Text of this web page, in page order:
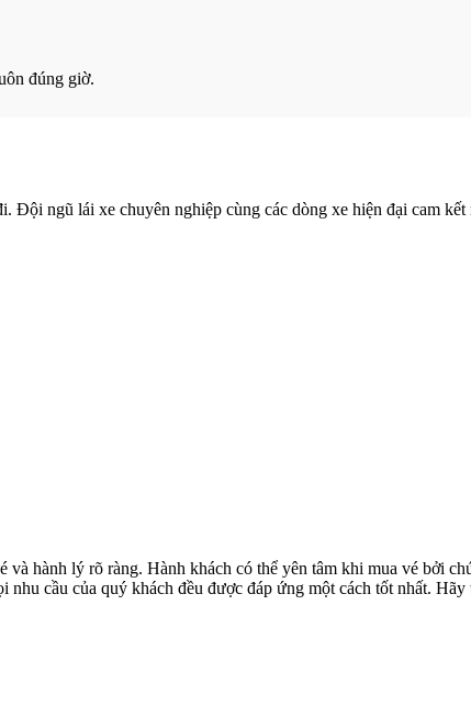
đúng giờ.
ngũ lái xe chuyên nghiệp cùng các dòng xe hiện đại cam
hành lý rõ ràng. Hành khách có thể yên tâm khi mua vé bởi
cầu của quý khách đều được đáp ứng một cách tốt nhất.